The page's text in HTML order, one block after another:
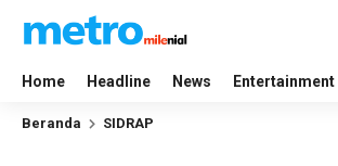
Home Headline News Entertainment
Beranda SIDRAP